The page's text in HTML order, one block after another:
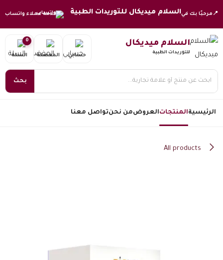
📍 مرحبًا بك فيالسلام ميديكال للتوريدات الطبية خدمة عملاء واتساب
السلام ميديكال
للتوريدات الطبية
بحث
حسابي المفضلة
0
السلة
الرئيسيةالمنتجاتالعروضمن نحنتواصل معنا
All products